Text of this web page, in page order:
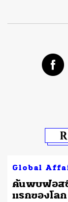
Global
ค้นพบฟอสซิ
แรกของโลก